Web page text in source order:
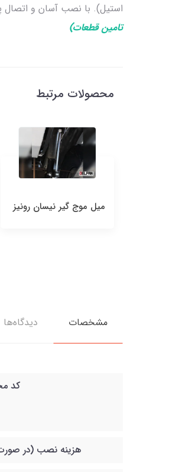
استیل). با نصب آسان و اتصال
تامین قطعات)
محصولات مرتبط
میل موج گیر نیسان رونیز
مشخصات دیدگاه‌ها
کد
هزینه نصب (در